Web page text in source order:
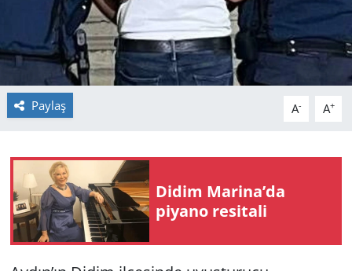
Paylaş A- A+
Didim Marina’da
piyano resitali
MAGAZİN
POLİTİKA
RESMİ İLANLAR
SİYASET
SPOR